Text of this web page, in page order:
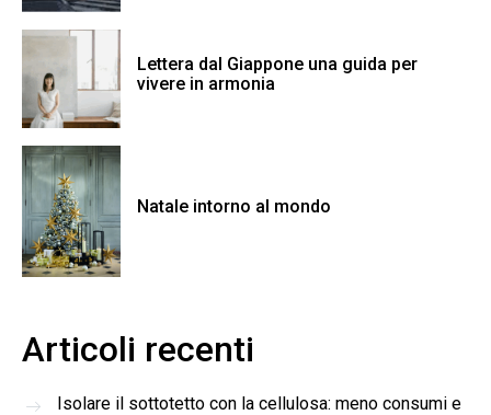
Lettera dal Giappone una guida per
vivere in armonia
Natale intorno al mondo
Articoli recenti
Isolare il sottotetto con la cellulosa: meno consumi e